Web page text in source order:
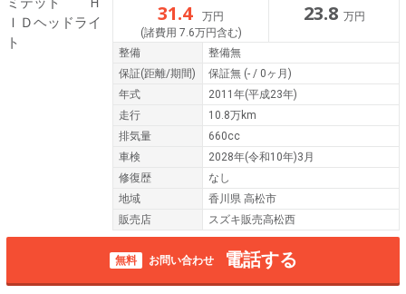
31.4
万円
(諸費用 7.6万円含む)
23.8 万円
整備
整備無
保証(距離/期間) 保証無 (- / 0ヶ月)
年式
2011年(平成23年)
走行
10.8万km
排気量
660cc
車検
2028年(令和10年)3月
修復歴
なし
地域
香川県 高松市
販売店
スズキ販売高松西
無料 お問い合わせ 電話する